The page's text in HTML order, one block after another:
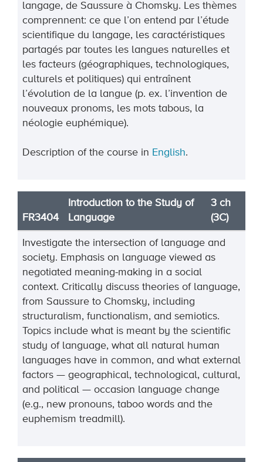
langage, de Saussure à Chomsky. Les thèmes
comprennent: ce que l’on entend par l’étude
scientifique du langage, les caractéristiques
partagés par toutes les langues naturelles et
les facteurs (géographiques, technologiques,
culturels et politiques) qui entraînent
l’évolution de la langue (p. ex. l’invention de
nouveaux pronoms, les mots tabous, la
néologie euphémique).
Description of the course in English.
FR3404
Introduction to the Study of
Language
3 ch
(3C)
Investigate the intersection of language and
society. Emphasis on language viewed as
negotiated meaning-making in a social
context. Critically discuss theories of language,
from Saussure to Chomsky, including
structuralism, functionalism, and semiotics.
Topics include what is meant by the scientific
study of language, what all natural human
languages have in common, and what external
factors — geographical, technological, cultural,
and political — occasion language change
(e.g., new pronouns, taboo words and the
euphemism treadmill).